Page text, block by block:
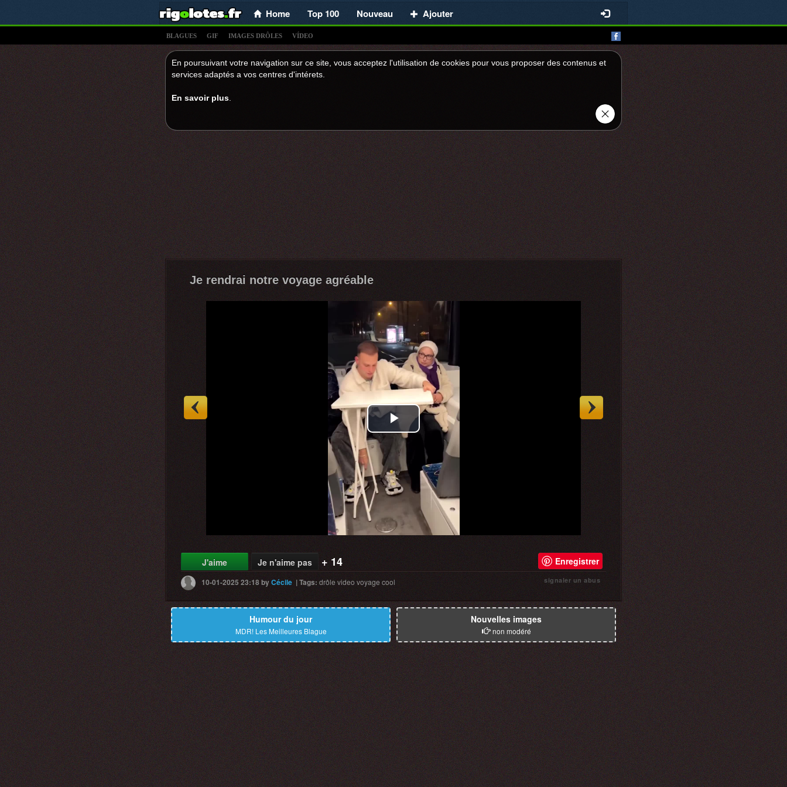
Home Top 100 Nouveau Ajouter
BLAGUES GIF IMAGES DRÔLES VÍDEO
En poursuivant votre navigation sur ce site, vous acceptez l'utilisation de cookies pour vous proposer des contenus et
services adaptés a vos centres d'intérets.
En savoir plus
Je rendrai notre voyage agréable
Play
Video
J'aime Je n'aime pas + 14 Enregistrer
10-01-2025 23:18byCécile |Tags: drôle video voyage cool signaler un abus
Humour du jour
MDR! Les Meilleures Blague
Nouvelles images
non modéré